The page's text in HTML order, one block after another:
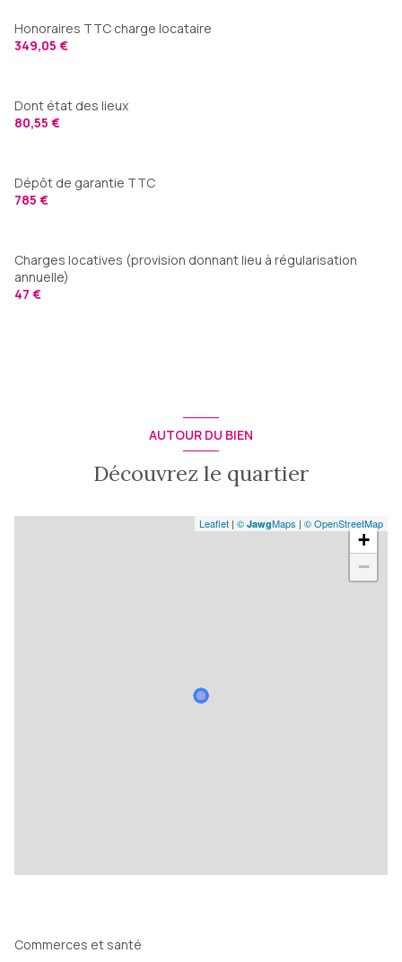
Honoraires TTC charge locataire
349,05 €
Dont état des lieux
80,55 €
Dépôt de garantie TTC
785 €
Charges locatives (provision donnant lieu à régularisation
annuelle)
47 €
AUTOUR DU BIEN
Découvrez le quartier
+
−
Leaflet | © JawgMaps | © OpenStreetMap
Commerces et santé